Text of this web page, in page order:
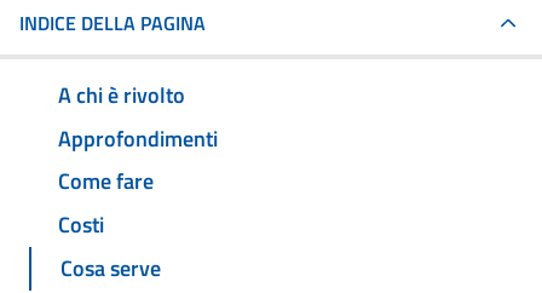
INDICE DELLA PAGINA
A chi è rivolto
Approfondimenti
Come fare
Costi
Cosa serve